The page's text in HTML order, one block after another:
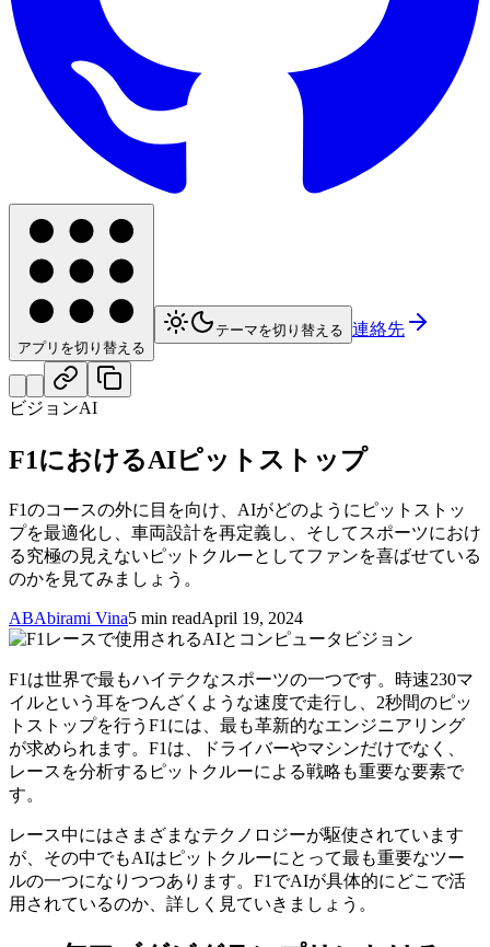
アプリを切り替える
テーマを切り替える 連絡先
ビジョンAI
F1におけるAIピットストップ
F1のコースの外に目を向け、AIがどのようにピットストッ
プを最適化し、車両設計を再定義し、そしてスポーツにおけ
る究極の見えないピットクルーとしてファンを喜ばせている
のかを見てみましょう。
ABAbirami Vina5 min readApril 19, 2024
F1は世界で最もハイテクなスポーツの一つです。時速230マ
イルという耳をつんざくような速度で走行し、2秒間のピッ
トストップを行うF1には、最も革新的なエンジニアリング
が求められます。F1は、ドライバーやマシンだけでなく、
レースを分析するピットクルーによる戦略も重要な要素で
す。
レース中にはさまざまなテクノロジーが駆使されています
が、その中でもAIはピットクルーにとって最も重要なツー
ルの一つになりつつあります。F1でAIが具体的にどこで活
用されているのか、詳しく見ていきましょう。